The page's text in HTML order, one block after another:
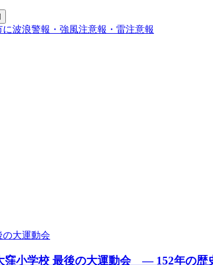
に波浪警報・強風注意報・雷注意報
窪小学校 最後の大運動会 ― 152年の